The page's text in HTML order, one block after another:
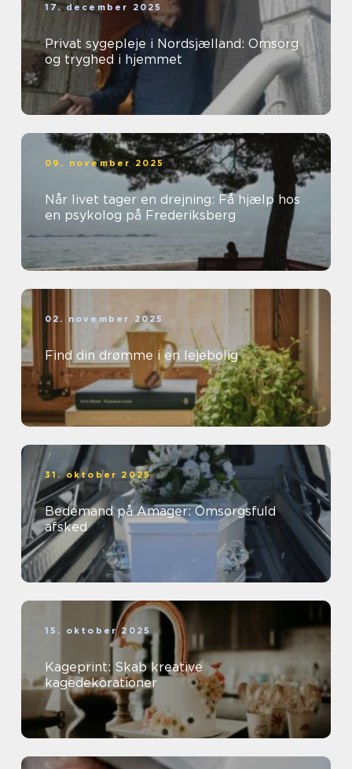
17. december 2025
Privat sygepleje i Nordsjælland: Omsorg
og tryghed i hjemmet
09. november 2025
Når livet tager en drejning: Få hjælp hos
en psykolog på Frederiksberg
02. november 2025
Find din drømme i en lejebolig
31. oktober 2025
Bedemand på Amager: Omsorgsfuld
afsked
15. oktober 2025
Kageprint: Skab kreative
kagedekorationer